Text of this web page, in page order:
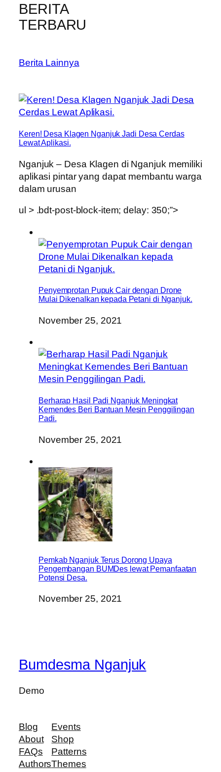
BERITA
TERBARU
Berita Lainnya
Keren! Desa Klagen Nganjuk Jadi Desa Cerdas
Lewat Aplikasi.
Nganjuk – Desa Klagen di Nganjuk memiliki
aplikasi pintar yang dapat membantu warga
dalam urusan
ul > .bdt-post-block-item; delay: 350;”>
Penyemprotan Pupuk Cair dengan Drone
Mulai Dikenalkan kepada Petani di Nganjuk.
November 25, 2021
Berharap Hasil Padi Nganjuk Meningkat
Kemendes Beri Bantuan Mesin Penggilingan
Padi.
November 25, 2021
Pemkab Nganjuk Terus Dorong Upaya
Pengembangan BUMDes lewat Pemanfaatan
Potensi Desa.
November 25, 2021
Bumdesma Nganjuk
Demo
Blog
About
FAQs
Authors
Events
Shop
Patterns
Themes